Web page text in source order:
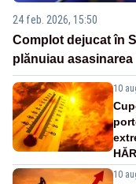
24 feb. 2026, 15:50
Complot dejucat în
plănuiau
10
10